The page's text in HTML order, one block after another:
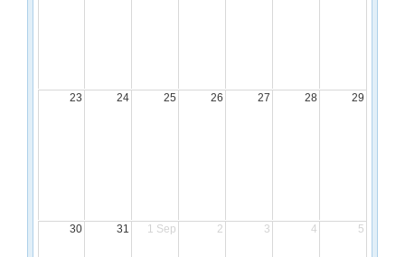
23 24 25 26 27 28 29
30 31 1 Sep 2 3 4 5